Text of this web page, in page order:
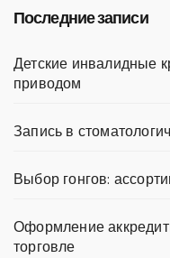
Последние записи
Детские инвалидные
приводом
Запись в
Выбор гонгов:
Оформление
торговле